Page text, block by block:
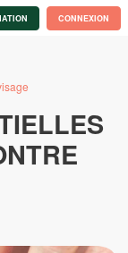
CONNEXION